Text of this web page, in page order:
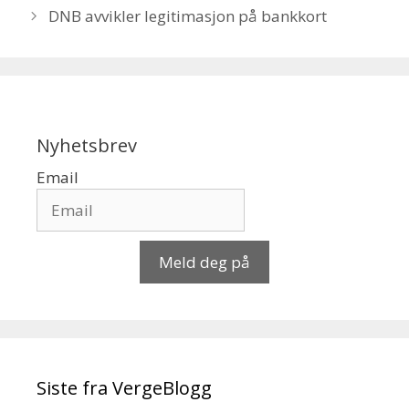
DNB avvikler legitimasjon på bankkort
Nyhetsbrev
Email
Meld deg på
Siste fra VergeBlogg